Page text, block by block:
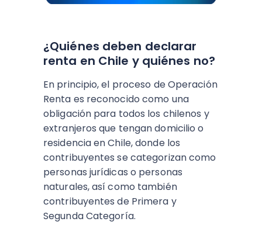
¿Quiénes deben declarar
renta en Chile y quiénes no?
En principio, el proceso de Operación
Renta es reconocido como una
obligación para todos los chilenos y
extranjeros que tengan domicilio o
residencia en Chile, donde los
contribuyentes se categorizan como
personas jurídicas o personas
naturales, así como también
contribuyentes de Primera y
Segunda Categoría.